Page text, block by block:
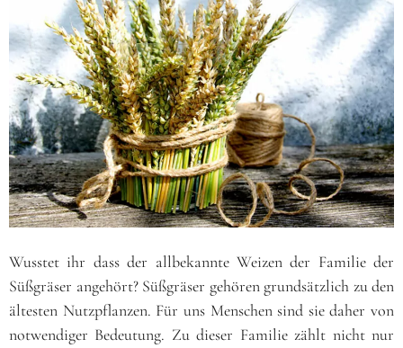
Wusstet ihr dass der allbekannte Weizen der Familie der
Süßgräser angehört? Süßgräser gehören grundsätzlich zu den
ältesten Nutzpflanzen. Für uns Menschen sind sie daher von
notwendiger Bedeutung. Zu dieser Familie zählt nicht nur